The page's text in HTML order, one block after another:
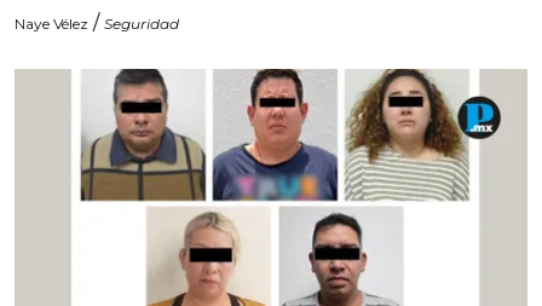
Naye Vélez / Seguridad